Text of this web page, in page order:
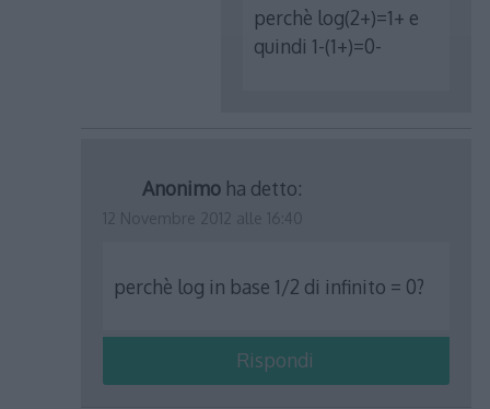
perchè log(2+)=1+ e
quindi 1-(1+)=0-
Anonimo ha detto:
perchè log in base 1/2 di infinito = 0?
Rispondi